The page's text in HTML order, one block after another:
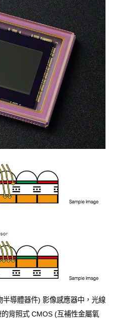
導體器件) 影像感應器中，光線
背照式 CMOS (互補性金屬氧